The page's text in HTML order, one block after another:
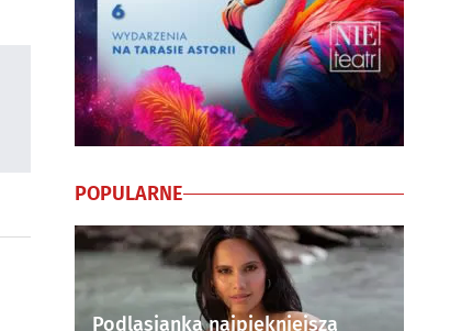
POPULARNE
Podlasianka najpiękniejszą